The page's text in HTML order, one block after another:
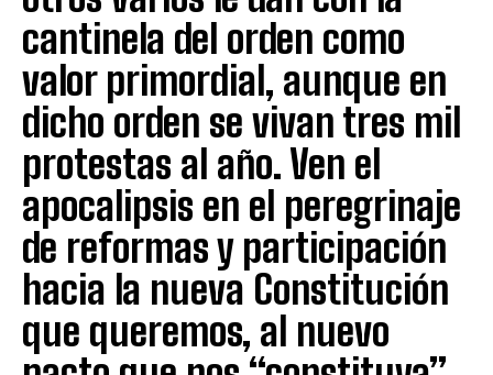
cantinela del orden como
valor primordial, aunque en
dicho orden se vivan tres mil
protestas al año. Ven el
apocalipsis en el peregrinaje
de reformas y participación
hacia la nueva Constitución
que queremos, al nuevo